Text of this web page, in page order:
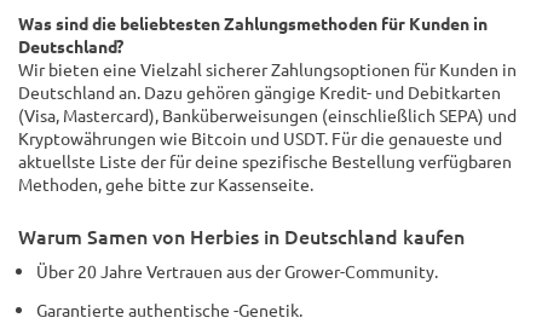
Was sind die beliebtesten Zahlungsmethoden für Kunden in
Deutschland?
Wir bieten eine Vielzahl sicherer Zahlungsoptionen für Kunden in
Deutschland an. Dazu gehören gängige Kredit- und Debitkarten
(Visa, Mastercard), Banküberweisungen (einschließlich SEPA) und
Kryptowährungen wie Bitcoin und USDT. Für die genaueste und
aktuellste Liste der für deine spezifische Bestellung verfügbaren
Methoden, gehe bitte zur Kassenseite.
Warum Samen von Herbies in Deutschland kaufen
Über 20 Jahre Vertrauen aus der Grower-Community.
Garantierte authentische -Genetik.